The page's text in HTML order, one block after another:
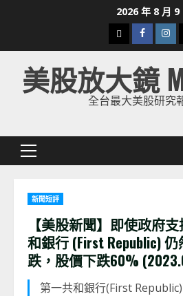
2026 年 8 月 9
下
載
美
股
美股放大鏡
全台最大美股研究
Primary
新聞短評
【美股新聞】即使政府
和銀行 (First Republic)
跌，股價下跌60%
第一共和銀行(First